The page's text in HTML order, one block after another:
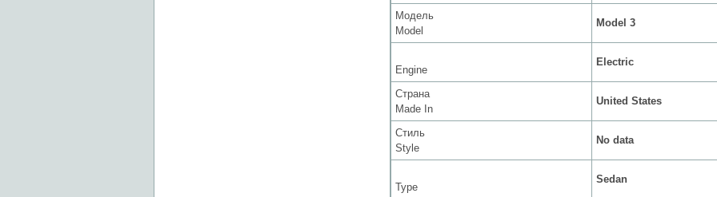
Модель
Model
Model 3
Engine
Electric
Страна
Made In
United States
Стиль
Style
No data
Type
Sedan